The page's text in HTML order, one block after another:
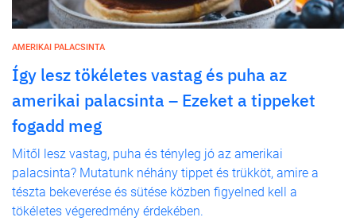
AMERIKAI PALACSINTA
Így lesz tökéletes vastag és puha az
amerikai palacsinta – Ezeket a tippeket
fogadd meg
Mitől lesz vastag, puha és tényleg jó az amerikai
palacsinta? Mutatunk néhány tippet és trükköt, amire a
tészta bekeverése és sütése közben figyelned kell a
tökéletes végeredmény érdekében.